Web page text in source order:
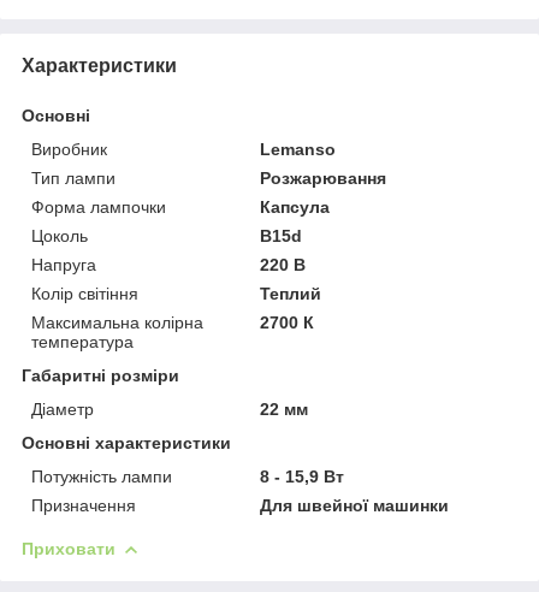
Характеристики
Основні
Виробник
Lemanso
Тип лампи
Розжарювання
Форма лампочки
Капсула
Цоколь
B15d
Напруга
220 В
Колір світіння
Теплий
Максимальна колірна
температура
2700 К
Габаритні розміри
Діаметр
22 мм
Основні характеристики
Потужність лампи
8 - 15,9 Вт
Призначення
Для швейної машинки
Приховати